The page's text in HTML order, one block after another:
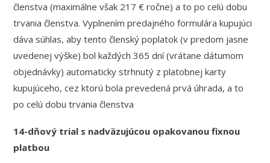
členstva (maximálne však 217 € ročne) a to po celú dobu
trvania členstva. Vyplnením predajného formulára kupujúci
dáva súhlas, aby tento členský poplatok (v predom jasne
uvedenej výške) bol každých 365 dní (vrátane dátumom
objednávky) automaticky strhnutý z platobnej karty
kupujúceho, cez ktorú bola prevedená prvá úhrada, a to
po celú dobu trvania členstva
14-dňový trial s nadväzujúcou opakovanou fixnou
platbou